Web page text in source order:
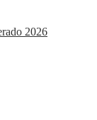
2026